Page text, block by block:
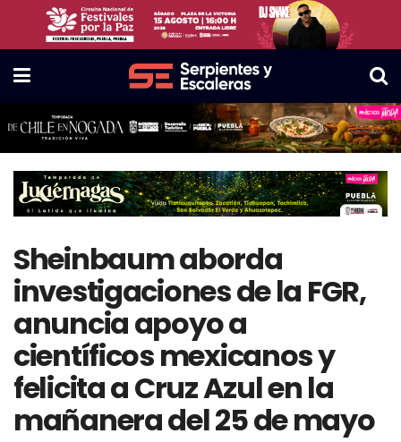
Sheinbaum aborda
investigaciones de la FGR,
anuncia apoyo a
científicos mexicanos y
felicita a Cruz Azul en la
mañanera del 25 de mayo